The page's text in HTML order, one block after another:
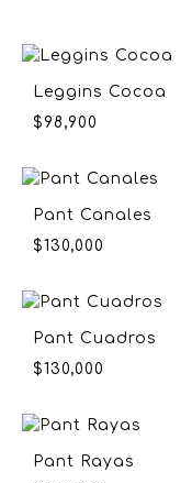
Leggins Cocoa
$ 98,900
Pant Canales
$130,000
Pant Cuadros
$130,000
Pant Rayas